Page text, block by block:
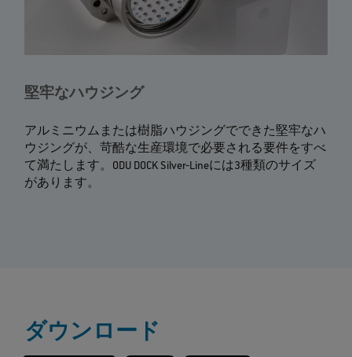
堅牢なハウジング
アルミニウムまたは樹脂ハウジングでできた堅牢なハ
ウジングが、苛酷な生産環境で必要される要件をすべ
て満たします。ODU DOCK Silver‐Lineには3種類のサイズ
があります。
ダウンロード